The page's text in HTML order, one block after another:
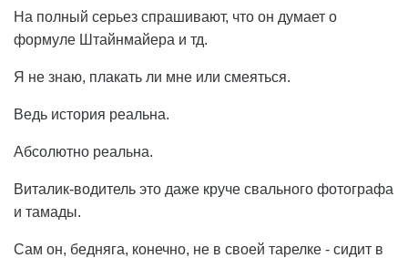
На полный серьез спрашивают, что он думает о
формуле Штайнмайера и тд.
Я не знаю, плакать ли мне или смеяться.
Ведь история реальна.
Абсолютно реальна.
Виталик-водитель это даже круче свального фотографа
и тамады.
Сам он, бедняга, конечно, не в своей тарелке - сидит в